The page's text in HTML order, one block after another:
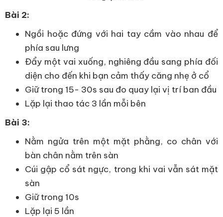
Bài 2:
Ngồi hoặc đứng với hai tay cầm vào nhau để
phía sau lưng
Đẩy một vai xuống, nghiêng đầu sang phía đối
diện cho đến khi bạn cảm thấy căng nhẹ ở cổ
Giữ trong 15- 30s sau đo quay lại vị trí ban đầu
Lặp lại thao tác 3 lần mỗi bên
Bài 3:
Nằm ngửa trên một mặt phằng, co chân với
bàn chân nằm trên sàn
Cúi gập cổ sát ngực, trong khi vai vẫn sát mặt
sàn
Giữ trong 10s
Lặp lại 5 lần